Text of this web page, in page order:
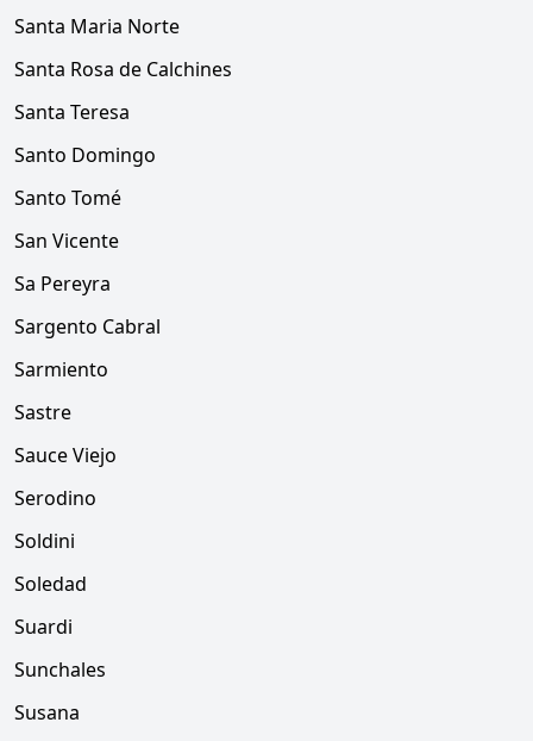
Santa Maria Norte
Santa Rosa de Calchines
Santa Teresa
Santo Domingo
Santo Tomé
San Vicente
Sa Pereyra
Sargento Cabral
Sarmiento
Sastre
Sauce Viejo
Serodino
Soldini
Soledad
Suardi
Sunchales
Susana